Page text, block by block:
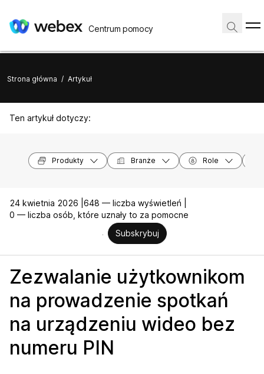
Centrum pomocy
Strona główna / Artykuł
Ten artykuł dotyczy:
Produkty Branże Role
24 kwietnia 2026 | 648 — liczba wyświetleń |
0 — liczba osób, które uznały to za pomocne
Subskrybuj
Zezwalanie użytkownikom
na prowadzenie spotkań
na urządzeniu wideo bez
numeru PIN